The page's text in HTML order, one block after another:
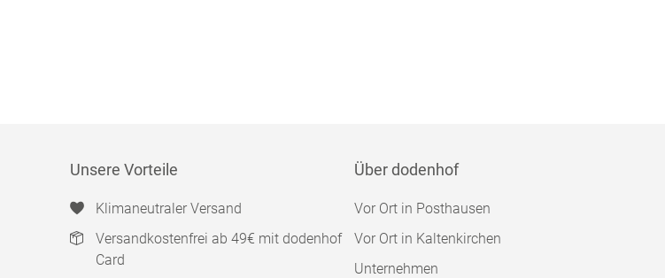
Unsere Vorteile
Klimaneutraler Versand
Versandkostenfrei ab 49€ mit dodenhof
Card
Über dodenhof
Vor Ort in Posthausen
Vor Ort in Kaltenkirchen
Unternehmen